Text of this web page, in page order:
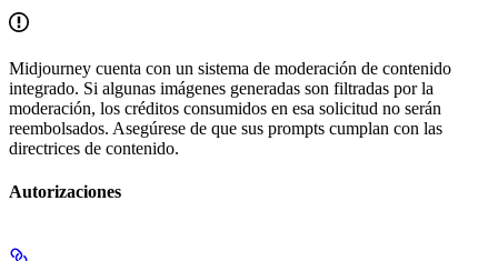
Midjourney cuenta con un sistema de moderación de contenido
integrado. Si algunas imágenes generadas son filtradas por la
moderación, los créditos consumidos en esa solicitud no serán
reembolsados. Asegúrese de que sus prompts cumplan con las
directrices de contenido.
Autorizaciones